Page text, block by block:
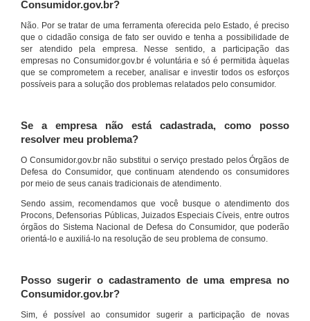
Consumidor.gov.br?
Não. Por se tratar de uma ferramenta oferecida pelo Estado, é preciso
que o cidadão consiga de fato ser ouvido e tenha a possibilidade de
ser atendido pela empresa. Nesse sentido, a participação das
empresas no Consumidor.gov.br é voluntária e só é permitida àquelas
que se comprometem a receber, analisar e investir todos os esforços
possíveis para a solução dos problemas relatados pelo consumidor.
Se a empresa não está cadastrada, como posso
resolver meu problema?
O Consumidor.gov.br não substitui o serviço prestado pelos Órgãos de
Defesa do Consumidor, que continuam atendendo os consumidores
por meio de seus canais tradicionais de atendimento.
Sendo assim, recomendamos que você busque o atendimento dos
Procons, Defensorias Públicas, Juizados Especiais Cíveis, entre outros
órgãos do Sistema Nacional de Defesa do Consumidor, que poderão
orientá-lo e auxiliá-lo na resolução de seu problema de consumo.
Posso sugerir o cadastramento de uma empresa no
Consumidor.gov.br?
Sim, é possível ao consumidor sugerir a participação de novas